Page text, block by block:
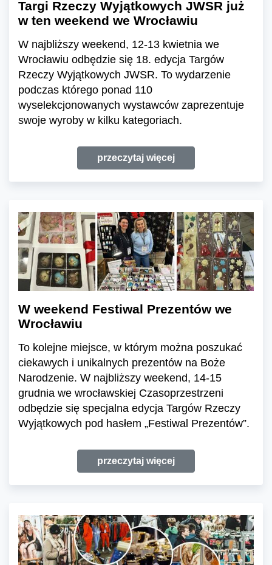
Targi Rzeczy Wyjątkowych JWSR już
w ten weekend we Wrocławiu
W najbliższy weekend, 12-13 kwietnia we
Wrocławiu odbędzie się 18. edycja Targów
Rzeczy Wyjątkowych JWSR. To wydarzenie
podczas którego ponad 110
wyselekcjonowanych wystawców zaprezentuje
swoje wyroby w kilku kategoriach.
przeczytaj więcej
W weekend Festiwal Prezentów we
Wrocławiu
To kolejne miejsce, w którym można poszukać
ciekawych i unikalnych prezentów na Boże
Narodzenie. W najbliższy weekend, 14-15
grudnia we wrocławskiej Czasoprzestrzeni
odbędzie się specjalna edycja Targów Rzeczy
Wyjątkowych pod hasłem „Festiwal Prezentów”.
przeczytaj więcej